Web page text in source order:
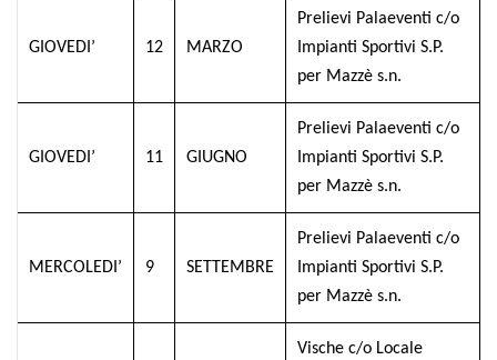
GIOVEDI’ 12 MARZO
Prelievi Palaeventi c/o
Impianti Sportivi S.P.
per Mazzè s.n.
GIOVEDI’ 11 GIUGNO
Prelievi Palaeventi c/o
Impianti Sportivi S.P.
per Mazzè s.n.
MERCOLEDI’ 9 SETTEMBRE
Prelievi Palaeventi c/o
Impianti Sportivi S.P.
per Mazzè s.n.
Vische c/o Locale